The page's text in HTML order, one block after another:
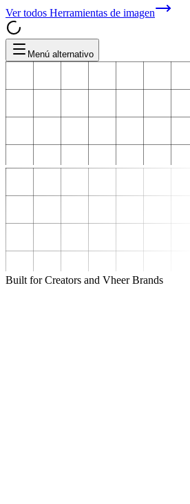
Ver todos Herramientas de imagen
Menú alternativo
Built for Creators and Vheer Brands